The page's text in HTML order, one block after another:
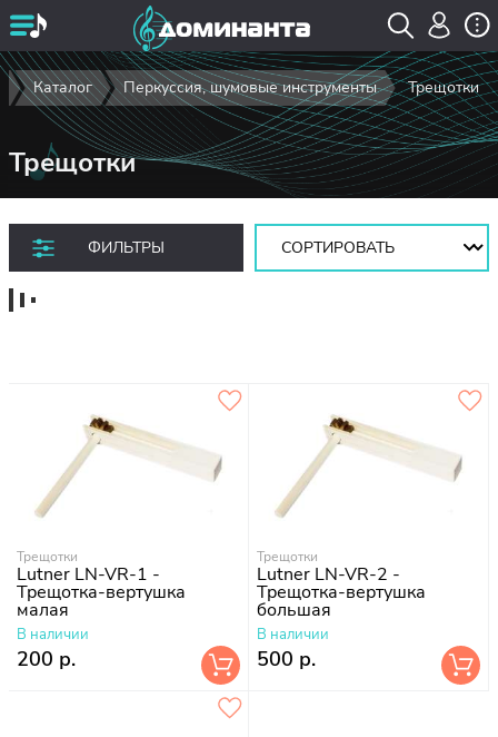
Каталог Перкуссия, шумовые инструменты Трещотки
Трещотки
ФИЛЬТРЫ
Сортировать:
Трещотки
Lutner LN-VR-1 -
Трещотка-вертушка
малая
В наличии
200 р.
Трещотки
Lutner LN-VR-2 -
Трещотка-вертушка
большая
В наличии
500 р.